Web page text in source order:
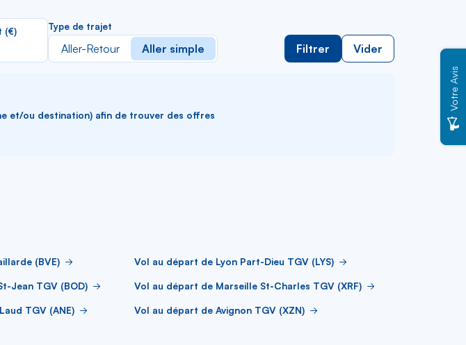
(€) Type de trajet
Aller-Retour Aller simple Filtrer Vider
et/ou destination) afin de trouver des offres
(BVE) Vol au départ de Lyon Part-Dieu TGV (LYS)
Jean TGV (BOD) Vol au départ de Marseille St-Charles TGV (XRF)
TGV (ANE) Vol au départ de Avignon TGV (XZN)
Votre Avis